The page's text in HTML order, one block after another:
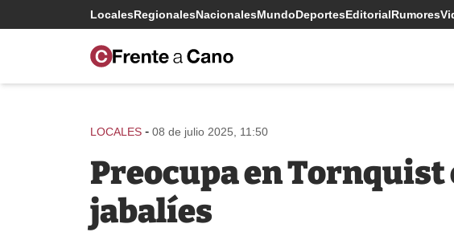
LocalesRegionalesNacionalesMundoDeportesEditorialRumores
LOCALES - 08 de julio 2025, 11:50
Preocupa en Tornquist
jabalíes